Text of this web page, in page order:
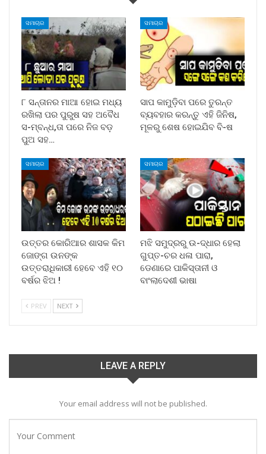
ସମାଚାର
୮ ସନ୍ତାନର ମାଆ ହୋଇ ମଧ୍ୟ
ରଖିଲା ପର ପୁରୁଷ ସହ ଅବୈଧ
ସ-ମ୍ବନ୍ଧ,ତା ପରେ ନିଜ ବଡ଼
ପୁଅ ସହ…
ସମାଚାର
ସାପ କାମୁଡ଼ିବା ପରେ ତୁରନ୍ତ
ବ୍ୟବହାର କରନ୍ତୁ ଏହି ଜିନିଷ,
ମୂଳରୁ ଶେଷ ହୋଇଯିବ ବି-ଷ
ସମାଚାର
ଉତ୍ତର କୋରିଆର ଶାସକ କିମ
ଜୋଙ୍ଗ ଉନଙ୍କ
ଉତ୍ତରାଧିକାରୀ ହେବେ ଏହି ୧୦
ବର୍ଷର ଝିଅ !
ସମାଚାର
ମଝି ସମୁଦ୍ରରୁ ଉ-ଦ୍ଧାର ହେଲା
ଗୁପ୍ତ-ଚର ଧଳା ପାରା,
ଡେଣାରେ ପାକିସ୍ତାନୀ ଓ
ବାଂଲାଦେଶୀ ଭାଷା
PREV NEXT
LEAVE A REPLY
Your email address will not be published.